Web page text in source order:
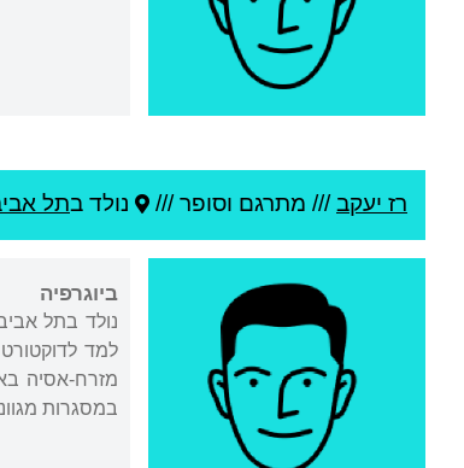
רז יעקב/// מתרגם וסופר /// נולד בתל
ביוגרפיה
מזרח-אסיה
במסגרות